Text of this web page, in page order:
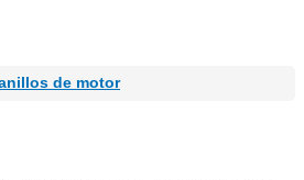
de motor